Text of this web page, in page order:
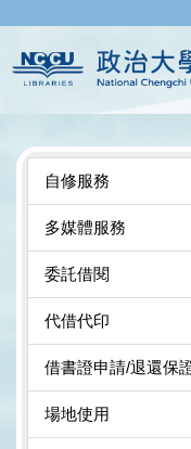
主
要
區
自修服務
多媒體服務
委託借閱
代借代印
借書證申請/退還保
場地使用